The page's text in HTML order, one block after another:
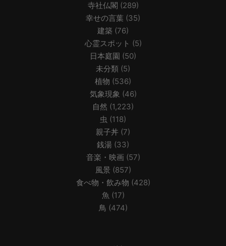
寺社仏閣 (289)
幸せの言葉 (35)
建築 (76)
心霊スポット (5)
日本庭園 (50)
未分類 (5)
植物 (536)
気象現象 (46)
自然 (1,223)
虫 (118)
親子丼 (7)
銭湯 (33)
音楽・映画 (57)
風景(857)
食べ物・飲み物 (428)
魚 (17)
鳥 (474)